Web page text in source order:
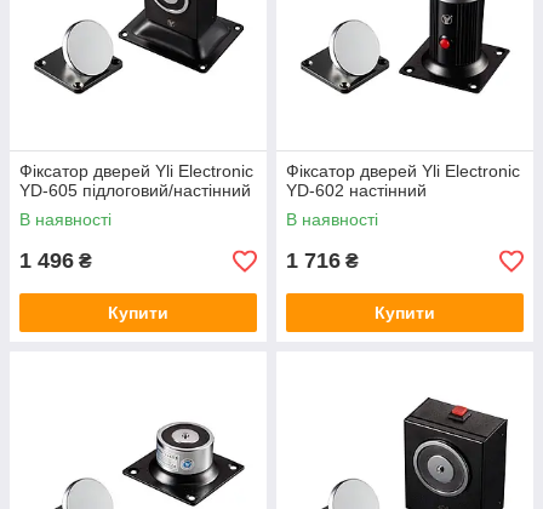
Фіксатор дверей Yli Electronic
YD-605 підлоговий/настінний
В наявності
1 496 ₴
Купити
Фіксатор дверей Yli Electronic
YD-602 настінний
В наявності
1 716 ₴
Купити